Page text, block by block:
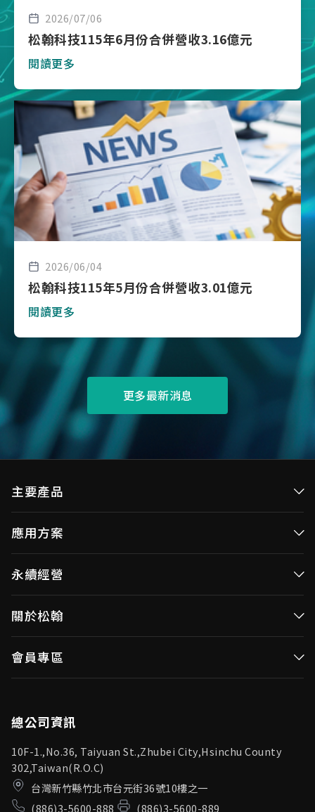
2026/07/06
松翰科技115年6月份合併營收3.16億元
閱讀更多
2026/06/04
松翰科技115年5月份合併營收3.01億元
閱讀更多
更多最新消息
主要產品
視訊/影像控制器
無線視頻傳輸
OID產品(Optical ID)
應用方案
視訊／影像控制器
無線視頻傳輸
永續經營
投資人專區
利害關係人
關於松翰
會員專區
總公司資訊
10F-1.,No.36, Taiyuan St.,Zhubei City,Hsinchu County
302,Taiwan(R.O.C)
台灣新竹縣竹北市台元街36號10樓之一
(886)3-5600-888
(886)3-5600-889